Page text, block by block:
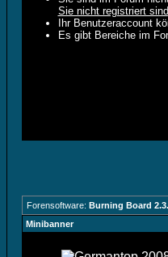
Sie nicht registriert
Ihr Benutzeraccount
Es gibt Bereiche im
Forensoftware: Burning Board
Minibanner